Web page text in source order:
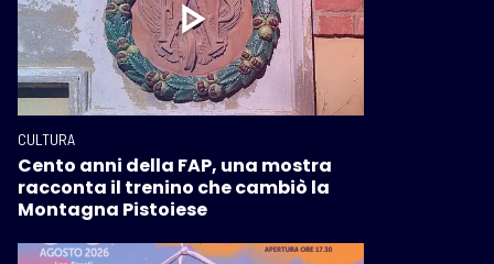
CULTURA
Cento anni della FAP, una mostra
racconta il trenino che cambiò la
Montagna Pistoiese